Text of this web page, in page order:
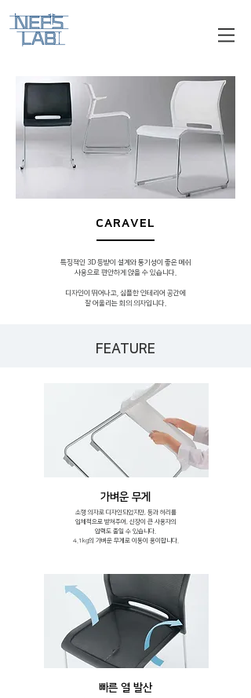
CARAVEL
특징적인 3D 등받이 설계와 통기성이 좋은 메쉬
사용으로 편안하게 앉을 수 있습니다.
디자인이 뛰어나고, 심플한 인테리어 공간에
잘 어울리는 회의 의자입니다.
FEATURE
가벼운 무게
소형 의자로 디자인되었지만, 등과 허리를
입체적으로 받쳐주어, 신장이 큰 사용자의
압력도 줄일 수 있습니다.
4.1kg의 가벼운 무게로 이동이 용이합니다.
빠른 열 발산